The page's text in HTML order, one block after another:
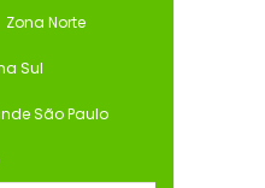
Zona Norte
Sul
São Paulo